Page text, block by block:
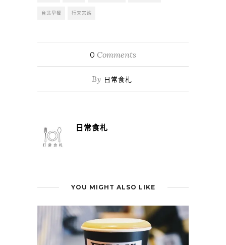
台北早餐 行天宮站
0 Comments
By 日常食札
日常食札
YOU MIGHT ALSO LIKE